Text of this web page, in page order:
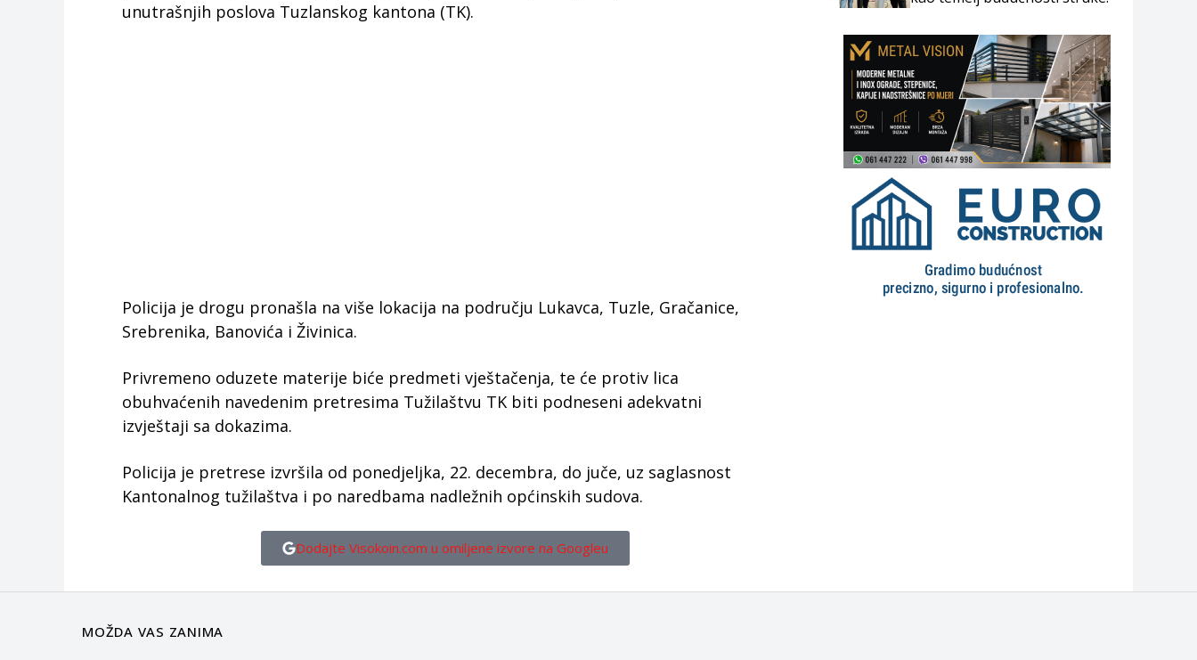
unutrašnjih poslova Tuzlanskog kantona (TK).
Policija je drogu pronašla na više lokacija na području Lukavca, Tuzle, Gračanice,
Srebrenika, Banovića i Živinica.
Privremeno oduzete materije biće predmeti vještačenja, te će protiv lica
obuhvaćenih navedenim pretresima Tužilaštvu TK biti podneseni adekvatni
izvještaji sa dokazima.
Policija je pretrese izvršila od ponedjeljka, 22. decembra, do juče, uz saglasnost
Kantonalnog tužilaštva i po naredbama nadležnih općinskih sudova.
Dodajte Visokoin.com u omiljene izvore na Googleu
MOŽDA VAS ZANIMA